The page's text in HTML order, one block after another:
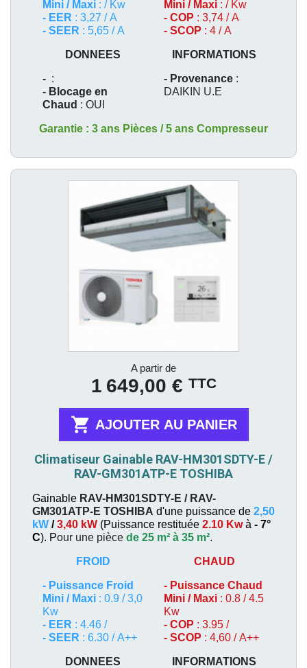
Mini / Maxi : / Kw
- EER : 3,27 / A
- SEER : 5,65 / A
Mini / Maxi : / Kw
- COP : 3,74 / A
- SCOP : 4 / A
DONNEES
- :
- Blocage en
Chaud : OUI
INFORMATIONS
- Provenance :
DAIKIN U.E
Garantie : 3 ans Pièces / 5 ans Compresseur
A partir de
1 649,00 € TTC
 AJOUTER AU PANIER
Climatiseur Gainable RAV-HM301SDTY-E /
RAV-GM301ATP-E TOSHIBA
Gainable RAV-HM301SDTY-E / RAV-
GM301ATP-E TOSHIBA d'une puissance de 2,50
kW /3,40 kW (Puissance restituée 2.10 Kwà - 7°
C). Pour une pièce de 25 m² à 35 m².
FROID
- Puissance Froid
Mini / Maxi : 0.9 / 3,0
Kw
- EER : 4.46 /
- SEER : 6.30 / A++
CHAUD
- Puissance Chaud
Mini / Maxi : 0.8 / 4.5
Kw
- COP : 3.95 /
- SCOP : 4,60 / A++
DONNEES INFORMATIONS